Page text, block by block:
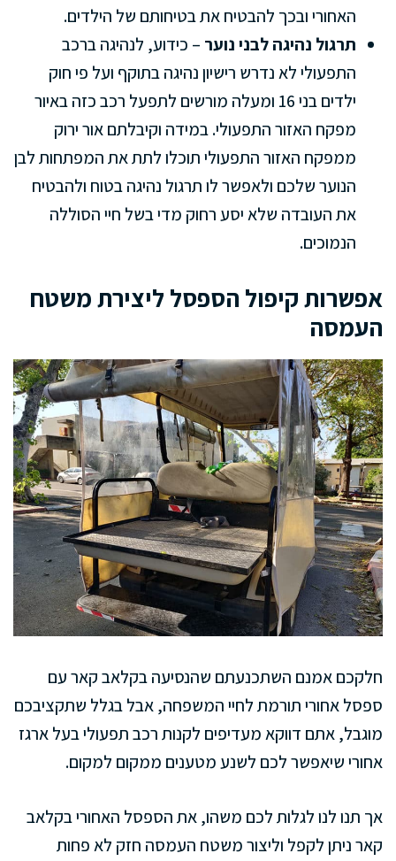
האחורי ובכך להבטיח את בטיחותם של הילדים.
תרגול נהיגה לבני נוער – כידוע, לנהיגה ברכב
התפעולי לא נדרש רישיון נהיגה בתוקף ועל פי חוק
ילדים בני 16 ומעלה מורשים לתפעל רכב כזה באיור
מפקח האזור התפעולי. במידה וקיבלתם אור ירוק
ממפקח האזור התפעולי תוכלו לתת את המפתחות לבן
הנוער שלכם ולאפשר לו תרגול נהיגה בטוח ולהבטיח
את העובדה שלא יסע רחוק מדי בשל חיי הסוללה
הנמוכים.
אפשרות קיפול הספסל ליצירת משטח
העמסה
חלקכם אמנם השתכנעתם שהנסיעה בקלאב קאר עם
ספסל אחורי תורמת לחיי המשפחה, אבל בגלל שתקציבכם
מוגבל, אתם דווקא מעדיפים לקנות רכב תפעולי בעל ארגז
אחורי שיאפשר לכם לשנע מטענים ממקום למקום.
אך תנו לנו לגלות לכם משהו, את הספסל האחורי בקלאב
קאר ניתן לקפל וליצור משטח העמסה חזק לא פחות